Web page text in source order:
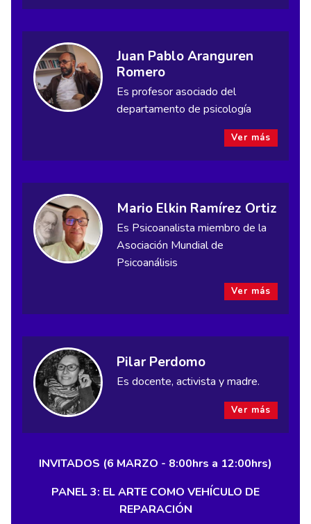
Juan Pablo Aranguren
Romero
Es profesor asociado del
departamento de psicología
Ver más
Mario Elkin Ramírez Ortiz
Es Psicoanalista miembro de la
Asociación Mundial de
Psicoanálisis
Ver más
Pilar Perdomo
Es docente, activista y madre.
Ver más
INVITADOS (6 MARZO - 8:00hrs a 12:00hrs)
PANEL 3: EL ARTE COMO VEHÍCULO DE
REPARACIÓN